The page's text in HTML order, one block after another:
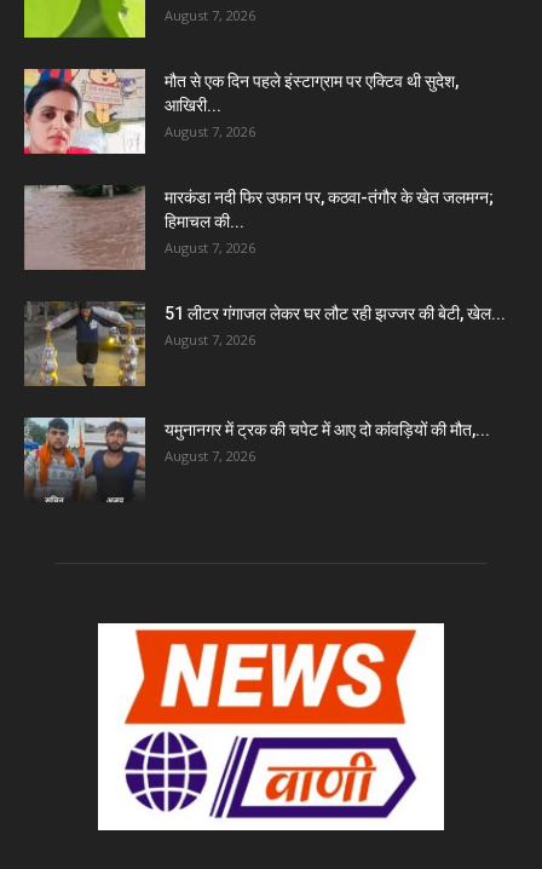
August 7, 2026
मौत से एक दिन पहले इंस्टाग्राम पर एक्टिव थी सुदेश,
आखिरी...
August 7, 2026
मारकंडा नदी फिर उफान पर, कठवा-तंगौर के खेत जलमग्न;
हिमाचल की...
August 7, 2026
51 लीटर गंगाजल लेकर घर लौट रही झज्जर की बेटी, खेल...
August 7, 2026
यमुनानगर में ट्रक की चपेट में आए दो कांवड़ियों की मौत,...
August 7, 2026